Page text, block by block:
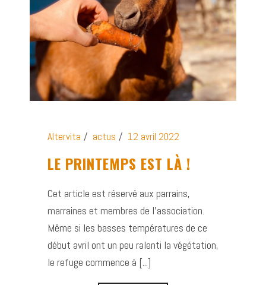
Altervita actus 12 avril 2022
LE PRINTEMPS EST LÀ !
Cet article est réservé aux parrains,
marraines et membres de l’association.
Même si les basses températures de ce
début avril ont un peu ralenti la végétation,
le refuge commence à [...]